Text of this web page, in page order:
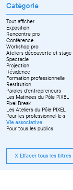
Catégorie
Tout afficher
Exposition
Rencontre pro
Conférence
Workshop pro
Ateliers découverte et stage
Spectacle
Projection
Résidence
Formation professionnelle
Restitution
Paroles d'entrepreneurs
Les Matinées du Pôle PIXEL
Pixel Break
Les Ateliers du Pôle PIXEL
Pour les professionnel·le·s
Vie associative
Pour tous les publics
X Effacer tous les filtres